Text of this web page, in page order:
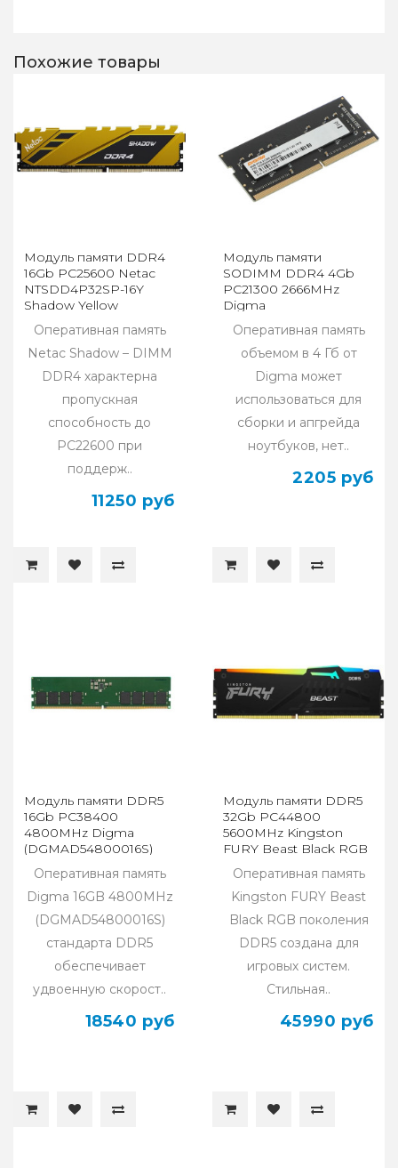
Похожие товары
Модуль памяти DDR4
16Gb PC25600 Netac
NTSDD4P32SP-16Y
Shadow Yellow
Оперативная память
Netac Shadow – DIMM
DDR4 характерна
пропускная
способность до
PC22600 при
поддерж..
11250 руб
Модуль памяти
SODIMM DDR4 4Gb
PC21300 2666MHz
Digma
(DGMAS42666004S)
Оперативная память
объемом в 4 Гб от
Digma может
использоваться для
сборки и апгрейда
ноутбуков, нет..
2205 руб
Модуль памяти DDR5
16Gb PC38400
4800MHz Digma
(DGMAD54800016S)
Оперативная память
Digma 16GB 4800MHz
(DGMAD54800016S)
стандарта DDR5
обеспечивает
удвоенную скорост..
18540 руб
Модуль памяти DDR5
32Gb PC44800
5600MHz Kingston
FURY Beast Black RGB
(KF556C40BBA-32)
Оперативная память
Kingston FURY Beast
Black RGB поколения
DDR5 создана для
игровых систем.
Стильная..
45990 руб